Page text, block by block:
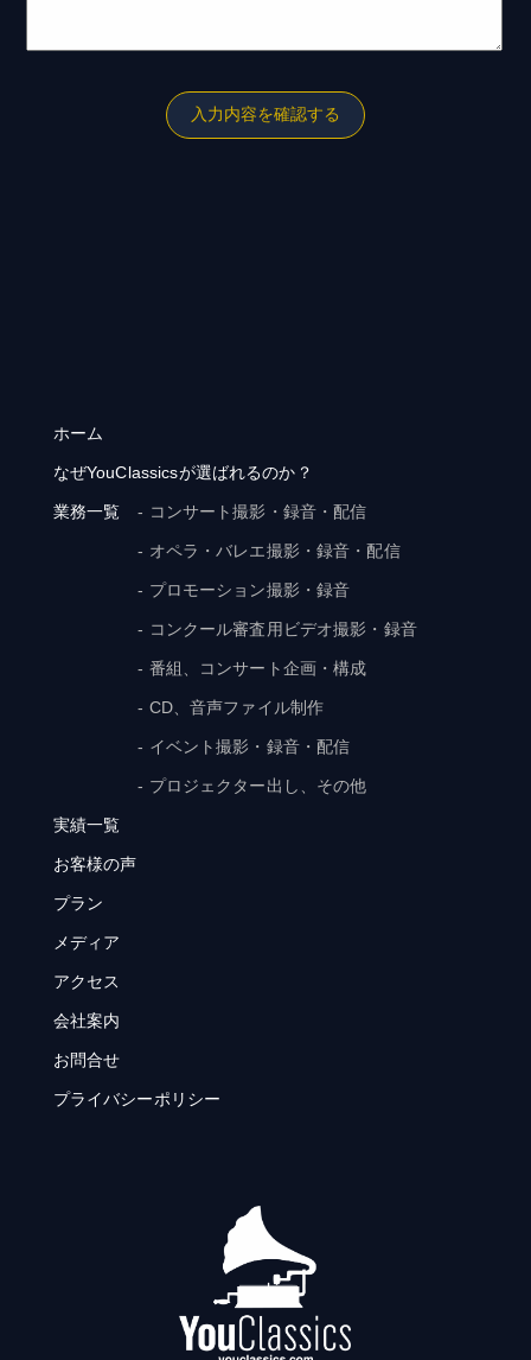
ホーム
なぜYouClassicsが選ばれるのか？
業務一覧 - コンサート撮影・録音・配信
- オペラ・バレエ撮影・録音・配信
- プロモーション撮影・録音
- コンクール審査用ビデオ撮影・録音
- 番組、コンサート企画・構成
- CD、音声ファイル制作
- イベント撮影・録音・配信
- プロジェクター出し、その他
実績一覧
お客様の声
プラン
メディア
アクセス
会社案内
お問合せ
プライバシーポリシー